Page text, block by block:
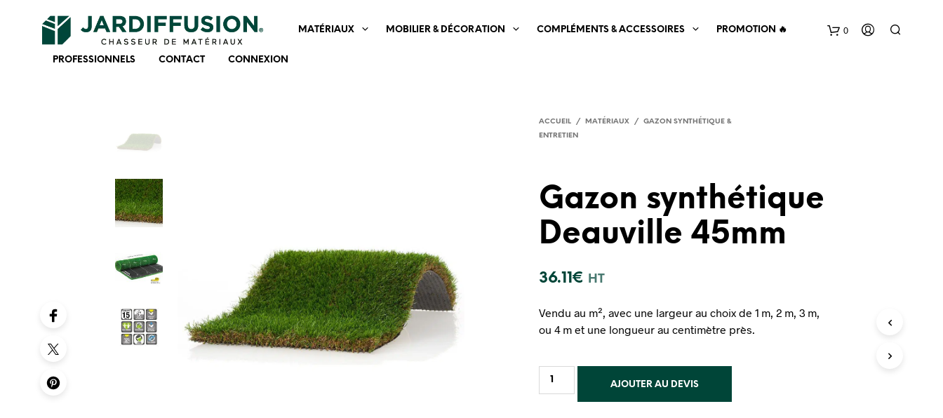
0
MATÉRIAUX MOBILIER & DÉCORATION COMPLÉMENTS & ACCESSOIRES PROMOTION 🔥
PROFESSIONNELS CONTACT CONNEXION
ACCUEIL / MATÉRIAUX /
GAZON SYNTHÉTIQUE &
ENTRETIEN
Gazon synthétique
Deauville 45mm
36.11€ HT
Vendu au m², avec une largeur au choix de 1 m, 2 m, 3 m,
ou 4 m et une longueur au centimètre près.
AJOUTER AU DEVIS